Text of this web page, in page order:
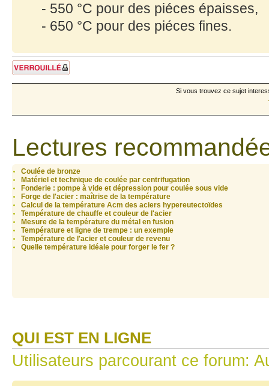
- 550 °C pour des piéces épaisses,
- 650 °C pour des piéces fines.
Sujet verrouillé
Si vous trouvez ce sujet
Lectures
Coulée de bronze
Matériel et technique de coulée par centrifugation
Fonderie : pompe à vide et dépression pour coulée sous vide
Forge de l'acier : maîtrise de la température
Calcul de la température Acm des aciers hypereutectoïdes
Température de chauffe et couleur de l'acier
Mesure de la température du métal en fusion
Température et ligne de trempe : un exemple
Température de l'acier et couleur de revenu
Quelle température idéale pour forger le fer ?
QUI EST EN LIGNE
Utilisateurs parcourant ce forum: